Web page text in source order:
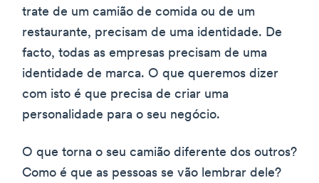
trate de um camião de comida ou de um
restaurante, precisam de uma identidade. De
facto, todas as empresas precisam de uma
identidade de marca. O que queremos dizer
com isto é que precisa de criar uma
personalidade para o seu negócio.
O que torna o seu camião diferente dos outros?
Como é que as pessoas se vão lembrar dele?